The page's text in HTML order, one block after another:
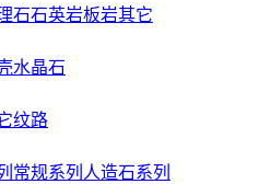
石石英岩板岩其它
水晶石
纹路
常规系列 人造石系列